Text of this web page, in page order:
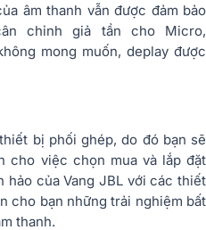
âm thanh vẫn được đảm bảo
chỉnh giả tần cho Micro,
mong muốn, deplay được
bị phối ghép, do đó bạn sẽ
cho việc chọn mua và lắp đặt
hảo của Vang JBL với các thiết
cho bạn những trải nghiệm bất
thanh.